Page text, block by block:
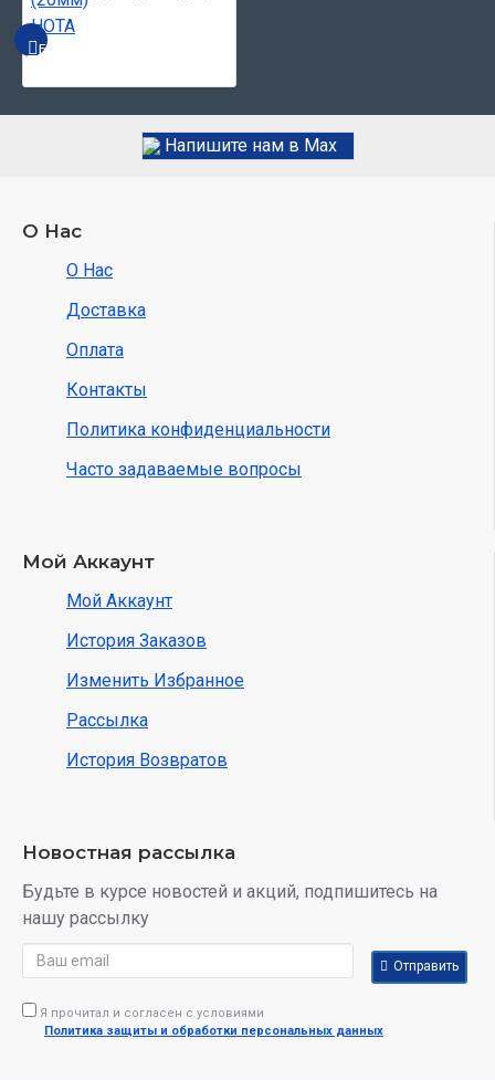
БЫСТРЫЙ ПРОСМОТР
Напишите нам в Max
О Нас
О Нас
Доставка
Оплата
Контакты
Политика конфиденциальности
Часто задаваемые вопросы
Мой Аккаунт
Мой Аккаунт
История Заказов
Изменить Избранное
Рассылка
История Возвратов
Новостная рассылка
Будьте в курсе новостей и акций, подпишитесь на
нашу рассылку
Отправить
Я прочитал и согласен с условиями
Политика защиты и обработки персональных данных